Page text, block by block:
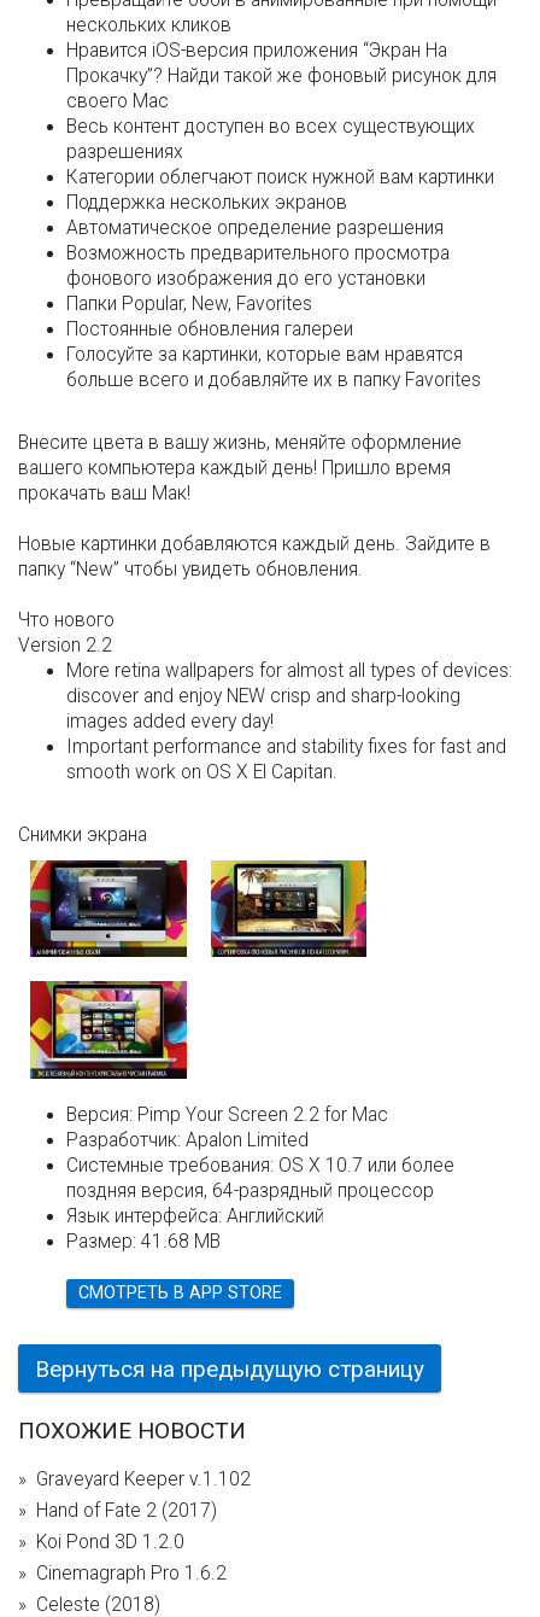
нескольких кликов
Нравится iOS-версия приложения “Экран На
Прокачку”? Найди такой же фоновый рисунок для
своего Mac
Весь контент доступен во всех существующих
разрешениях
Категории облегчают поиск нужной вам картинки
Поддержка нескольких экранов
Автоматическое определение разрешения
Возможность предварительного просмотра
фонового изображения до его установки
Папки Popular, New, Favorites
Постоянные обновления галереи
Голосуйте за картинки, которые вам нравятся
больше всего и добавляйте их в папку Favorites
Внесите цвета в вашу жизнь, меняйте оформление
вашего компьютера каждый день! Пришло время
прокачать ваш Мак!
Новые картинки добавляются каждый день. Зайдите в
папку “New” чтобы увидеть обновления.
Что нового
Version 2.2
More retina wallpapers for almost all types of devices:
discover and enjoy NEW crisp and sharp-looking
images added every day!
Important performance and stability fixes for fast and
smooth work on OS X El Capitan.
Снимки экрана
Версия: Pimp Your Screen 2.2 for Mac
Разработчик: Apalon Limited
Системные требования: OS X 10.7 или более
поздняя версия, 64-разрядный процессор
Язык интерфейса: Английский
Размер: 41.68 MB
СМОТРЕТЬ В APP STORE
Вернуться на предыдущую страницу
ПОХОЖИЕ НОВОСТИ
Graveyard Keeper v.1.102
Hand of Fate 2 (2017)
Koi Pond 3D 1.2.0
Cinemagraph Pro 1.6.2
Celeste (2018)